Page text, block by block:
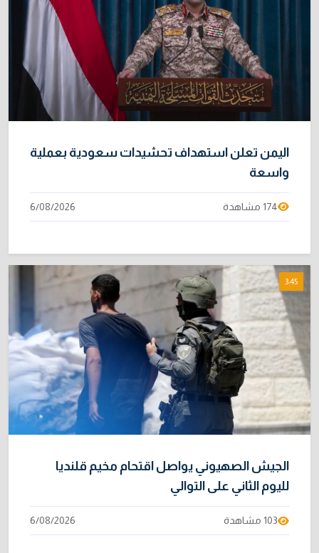
اليمن تعلن استهداف تحشيدات سعودية بعملية
واسعة
174 مشاهدة 6/08/2026
3:45
الجيش الصهيوني يواصل اقتحام مخيم قلنديا
لليوم الثاني على التوالي
103 مشاهدة 6/08/2026